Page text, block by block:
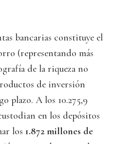
bancarias constituye el
(representando más
de la riqueza no
de inversión
plazo. A los 10.275,9
en los depósitos
los 1.872 millones de